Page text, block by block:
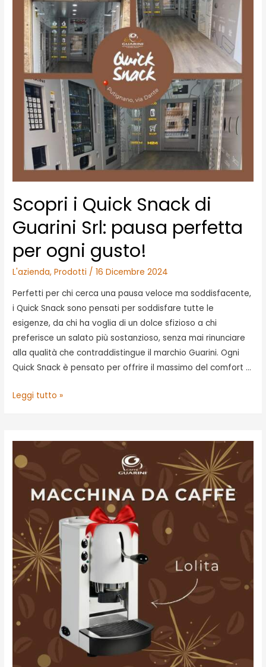
Scopri i Quick Snack di
Guarini Srl: pausa perfetta
per ogni gusto!
L'azienda,Prodotti /16 Dicembre 2024
Perfetti per chi cerca una pausa veloce ma soddisfacente,
i Quick Snack sono pensati per soddisfare tutte le
esigenze, da chi ha voglia di un dolce sfizioso a chi
preferisce un salato più sostanzioso, senza mai rinunciare
alla qualità che contraddistingue il marchio Guarini. Ogni
Quick Snack è pensato per offrire il massimo del comfort …
Scopri
Snack
di
Guarini
pausa
ogni
gusto!
Leggi tutto »